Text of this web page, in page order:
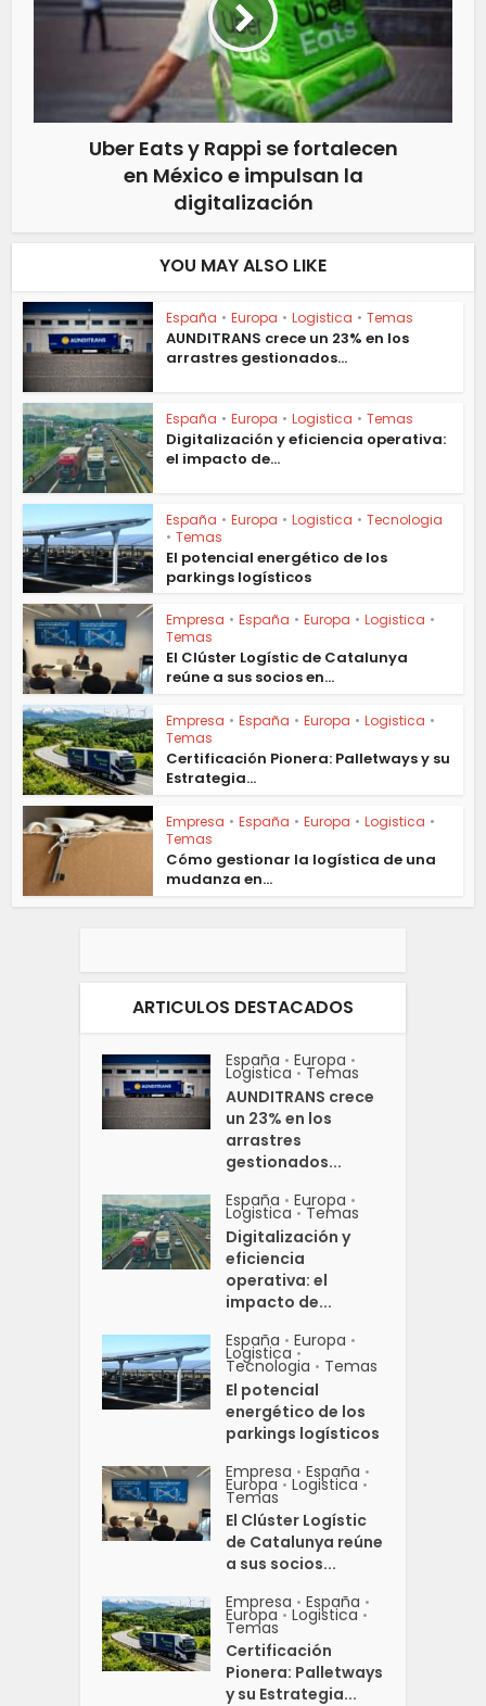
Uber Eats y Rappi se fortalecen
en México e impulsan la
digitalización
YOU MAY ALSO LIKE
España • Europa • Logistica • Temas
AUNDITRANS crece un 23% en los
arrastres gestionados...
España • Europa • Logistica • Temas
Digitalización y eficiencia operativa:
el impacto de...
España • Europa • Logistica • Tecnologia
• Temas
El potencial energético de los
parkings logísticos
Empresa • España • Europa • Logistica •
Temas
El Clúster Logístic de Catalunya
reúne a sus socios en...
Empresa • España • Europa • Logistica •
Temas
Certificación Pionera: Palletways y su
Estrategia...
Empresa • España • Europa • Logistica •
Temas
Cómo gestionar la logística de una
mudanza en...
ARTICULOS DESTACADOS
España • Europa •
Logistica • Temas
AUNDITRANS crece
un 23% en los
arrastres
gestionados...
España • Europa •
Logistica • Temas
Digitalización y
eficiencia
operativa: el
impacto de...
España • Europa •
Logistica •
Tecnologia • Temas
El potencial
energético de los
parkings logísticos
Empresa • España •
Europa • Logistica •
Temas
El Clúster Logístic
de Catalunya reúne
a sus socios...
Empresa • España •
Europa • Logistica •
Temas
Certificación
Pionera: Palletways
y su Estrategia...